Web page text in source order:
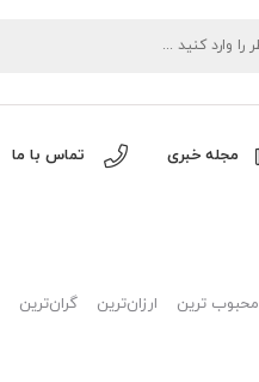
مجله خبری تماس با ما
محبوب ترین ارزان‌ترین گران‌ترین